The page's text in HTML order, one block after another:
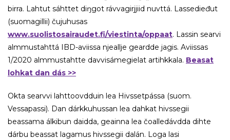
birra. Lahtut sáhttet diŋgot rávvagirjjiid nuvttá. Lassedieđut
(suomagillii) čujuhusas
www.suolistosairaudet.fi/viestinta/oppaat. Lassin searvi
almmustahttá IBD-aviissa njeallje geardde jagis. Aviissas
1/2020 almmustahtte davvisámegielat artihkkala. Beasat
lohkat dan dás >>
Okta searvvi lahttoovdduin lea Hivssetpássa (suom.
Vessapassi). Dan dárkkuhussan lea dahkat hivssegii
beassama álkibun daidda, geainna lea čoalledávdda dihte
dárbu beassat lagamus hivssegii dalán. Loga lasi